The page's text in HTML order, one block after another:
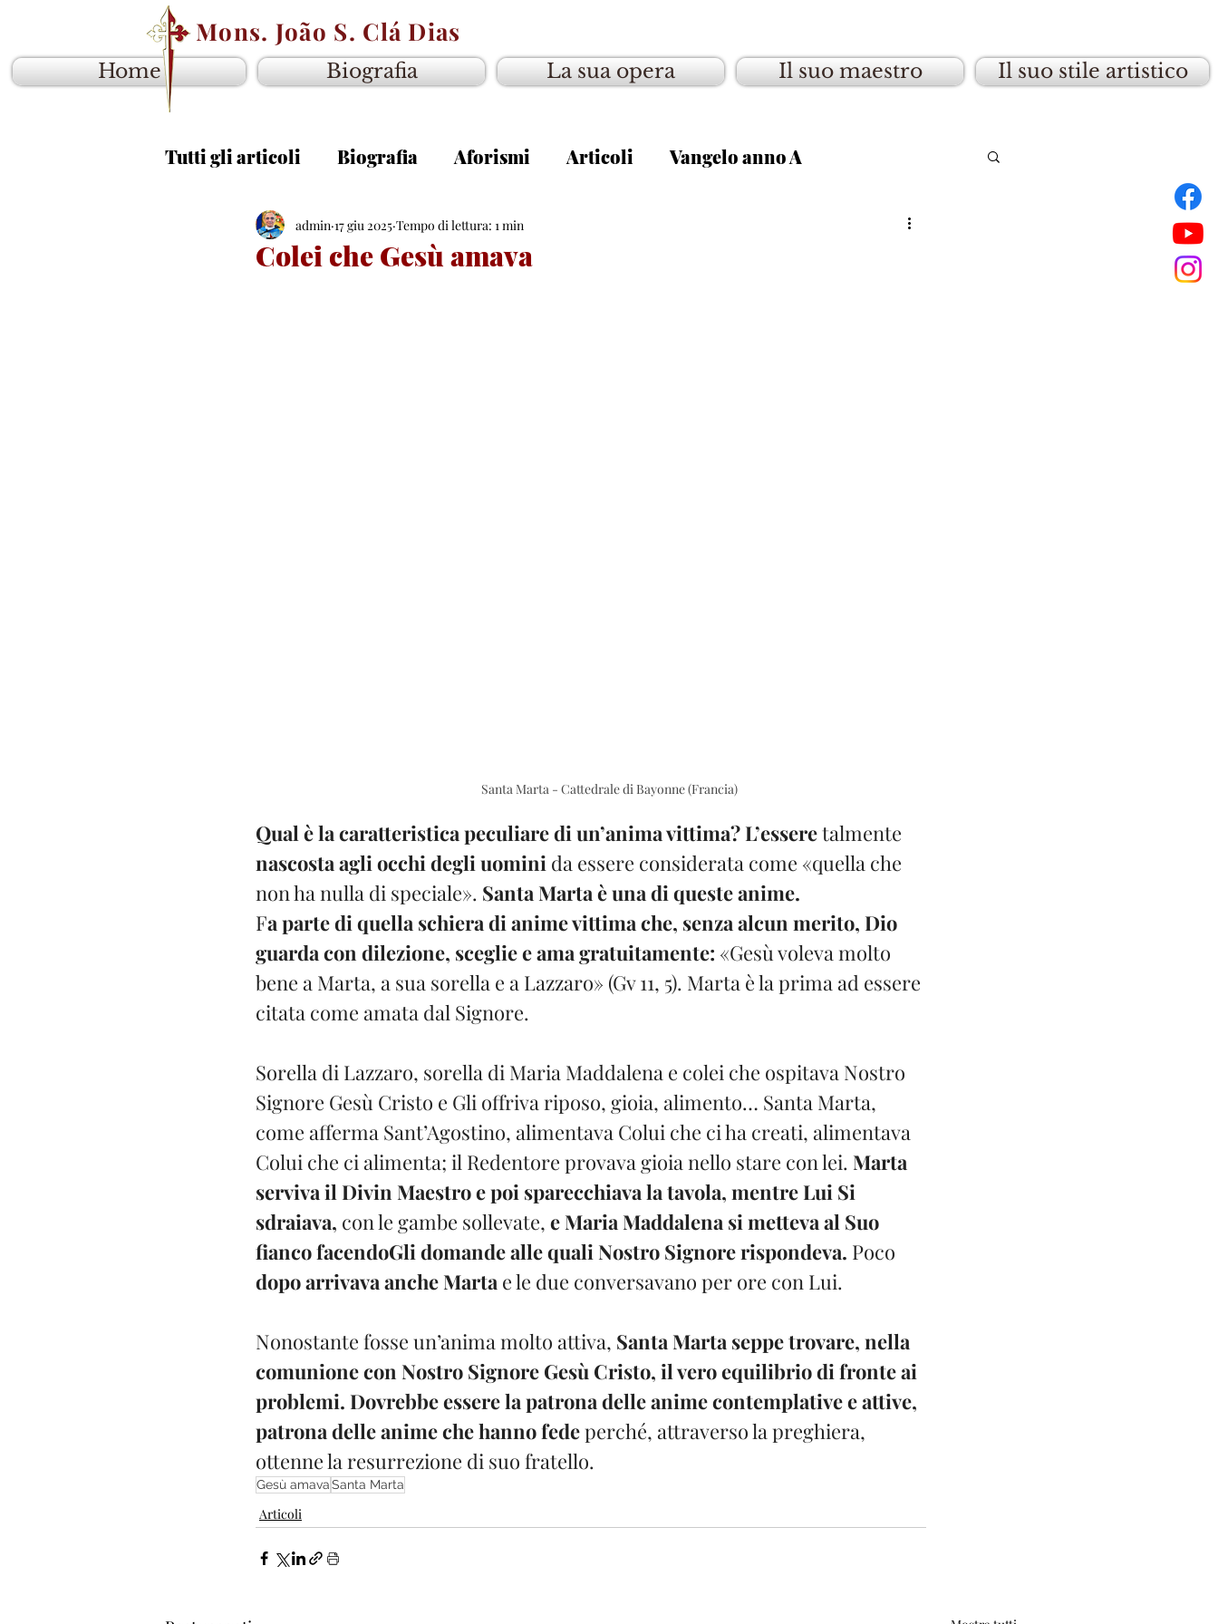
Mons. João S. Clá Dias
Home Biografia La sua opera Il suo maestro Il suo stile artistico
Tutti gli articoli Biografia Aforismi Articoli Vangelo anno A
Vangelo anno B Vangelo anno C
Colei che Gesù amava
admin 17 giu 2025 Tempo di lettura: 1 min
	Santa Marta - Cattedrale di Bayonne (Francia)
Qual è la caratteristica peculiare di un’anima vittima?L’essere talmente
nascosta agli occhi degli uomini da essere considerata come «quella che
non ha nulla di speciale». Santa Marta è una di queste anime.
Fa parte di quella schiera di anime vittima che, senza alcun merito, Dio
guarda con dilezione, sceglie e ama gratuitamente: «Gesù voleva molto
bene a Marta, a sua sorella e a Lazzaro» (Gv 11, 5). Marta è la prima ad essere
citata come amata dal Signore.
Sorella di Lazzaro, sorella di Maria Maddalena e colei che ospitava Nostro
Signore Gesù Cristo e Gli offriva riposo, gioia, alimento… Santa Marta,
come afferma Sant’Agostino, alimentava Colui che ci ha creati, alimentava
Colui che ci alimenta; il Redentore provava gioia nello stare con lei. Marta
serviva il Divin Maestro e poi sparecchiava la tavola, mentre Lui Si
sdraiava, con le gambe sollevate, e Maria Maddalena si metteva al Suo
fianco facendoGli domandealle quali Nostro Signore rispondeva. Poco
dopo arrivava anche Marta e le due conversavano per ore con Lui.
Nonostante fosse un’anima molto attiva, Santa Marta seppe trovare, nella
comunione con Nostro Signore Gesù Cristo, il vero equilibrio di fronte ai
problemi. Dovrebbe essere la patrona delle anime contemplative e attive,
patrona delle anime che hanno fede perché, attraverso la preghiera,
ottenne la resurrezione di suo fratello.
Gesù amavaSanta Marta
Articoli